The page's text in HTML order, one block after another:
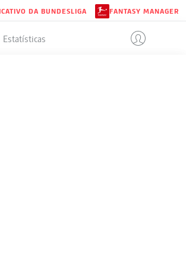
DA BUNDESLIGA FANTASY MANAGER
Estatísticas